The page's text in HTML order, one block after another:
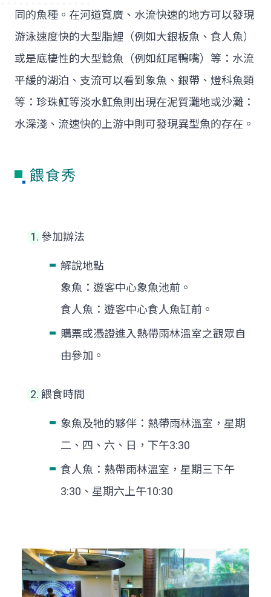
同的魚種。在河道寬廣、水流快速的地方可以發現
游泳速度快的大型脂鯉（例如大銀板魚、食人魚）
或是底棲性的大型鯰魚（例如紅尾鴨嘴）等：水流
平緩的湖泊、支流可以看到象魚、銀帶、燈科魚類
等：珍珠魟等淡水魟魚則出現在泥質灘地或沙灘：
水深淺、流速快的上游中則可發現異型魚的存在。
餵食秀
參加辦法
解說地點
象魚：遊客中心象魚池前。
食人魚：遊客中心食人魚缸前。
購票或憑證進入熱帶雨林溫室之觀眾自
由參加。
餵食時間
象魚及牠的夥伴：熱帶雨林溫室，星期
二、四、六、日，下午3:30
食人魚：熱帶雨林溫室，星期三下午
3:30、星期六上午10:30